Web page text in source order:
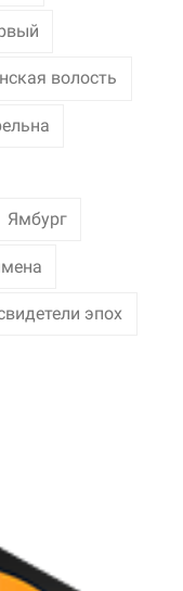
волость
Ямбург
эпох